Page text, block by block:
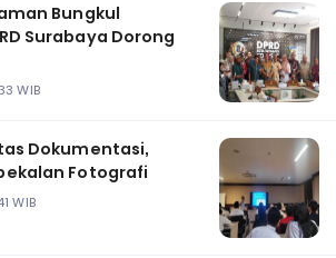
Bungkul
Surabaya Dorong
WIB
Dokumentasi,
Fotografi
WIB